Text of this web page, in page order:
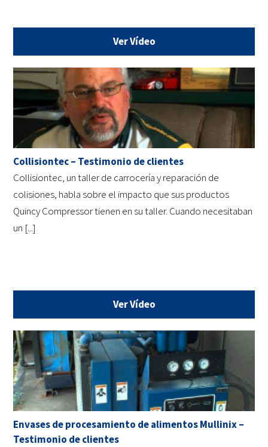
Ver Vídeo
Collisiontec – Testimonio de clientes
Collisiontec, un taller de carrocería y reparación de
colisiones, habla sobre el impacto que sus productos
Quincy Compressor tienen en su taller. Cuando necesitaban
un [...]
Ver Vídeo
Envases de procesamiento de alimentos Mullinix –
Testimonio de clientes